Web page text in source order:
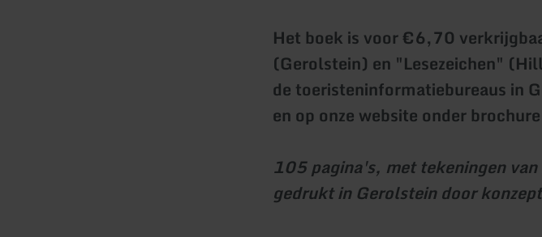
Het boek is voor €6,70
(Gerolstein) en "Lesezeichen"
de toeristeninformatiebureaus in
en op onze website onder
105 pagina's, met tekeningen
gedrukt in Gerolstein door